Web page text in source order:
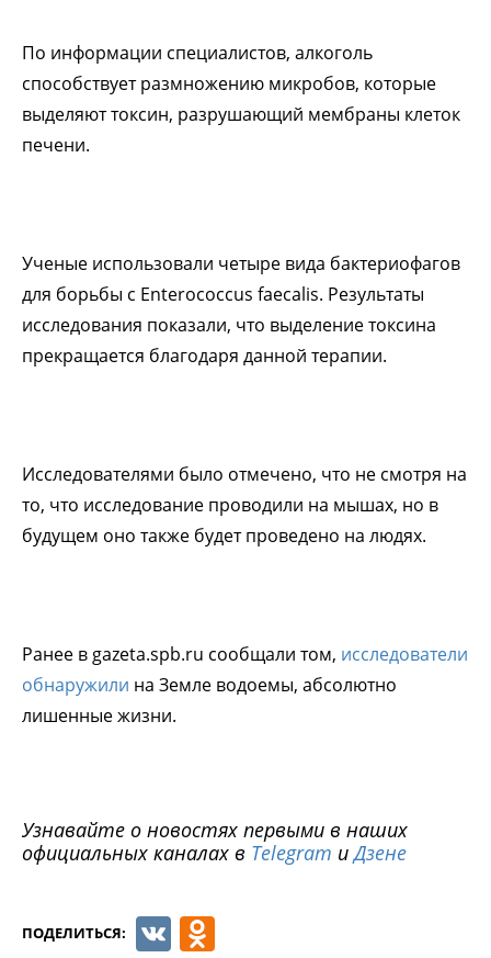
По информации специалистов, алкоголь
способствует размножению микробов, которые
выделяют токсин, разрушающий мембраны клеток
печени.
Ученые использовали четыре вида бактериофагов
для борьбы с Enterococcus faecalis. Результаты
исследования показали, что выделение токсина
прекращается благодаря данной терапии.
Исследователями было отмечено, что не смотря на
то, что исследование проводили на мышах, но в
будущем оно также будет проведено на людях.
Ранее в gazeta.spb.ru сообщали том, исследователи
обнаружили на Земле водоемы, абсолютно
лишенные жизни.
Узнавайте о новостях первыми в наших
официальных каналах в Telegram иДзене
ПОДЕЛИТЬСЯ: VK